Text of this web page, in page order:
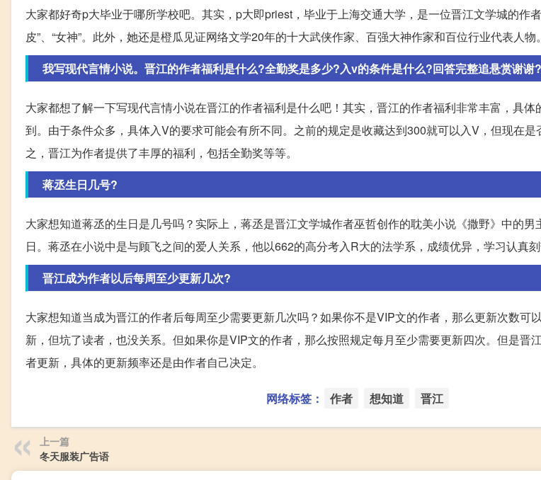
大家都好奇p大毕业于哪所学校吧。其实，p大即priest，毕业于上海交通大学，是一位晋江文学城的作
皮”、“女神”。此外，她还是橙瓜见证网络文学20年的十大武侠作家、百强大神作家和百位行业代表人物。
我写现代言情小说。晋江的作者福利是什么?全勤奖是多少?入v的条件是什么?回答完整追悬赏谢谢?
大家都想了解一下写现代言情小说在晋江的作者福利是什么吧！其实，晋江的作者福利非常丰富，具
到。由于条件众多，具体入V的要求可能会有所不同。之前的规定是收藏达到300就可以入V，但现在
之，晋江为作者提供了丰厚的福利，包括全勤奖等等。
蒋丞生日几号?
大家想知道蒋丞的生日是几号吗？实际上，蒋丞是晋江文学城作者巫哲创作的耽美小说《撒野》中的
日。蒋丞在小说中是与顾飞之间的爱人关系，他以662的高分考入R大的法学系，成绩优异，学习认真刻
晋江成为作者以后每周至少更新几次?
大家想知道当成为晋江的作者后每周至少需要更新几次吗？如果你不是VIP文的作者，那么更新次数可
新，但坑了读者，也没关系。但如果你是VIP文的作者，那么按照规定每月至少需要更新四次。但是晋
者更新，具体的更新频率还是由作者自己决定。
网络标签： 作者 想知道 晋江
上一篇
冬天服装广告语